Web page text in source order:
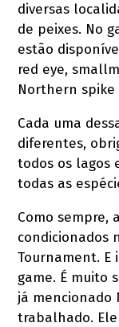
diversas
de peixes. No
estão
red eye,
Northern
Cada uma
diferentes,
todos os lagos
todas as
Como sempre,
condicionados
Tournament. E
game. É muito
já mencionado
trabalhado.